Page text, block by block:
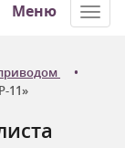
Меню
11»